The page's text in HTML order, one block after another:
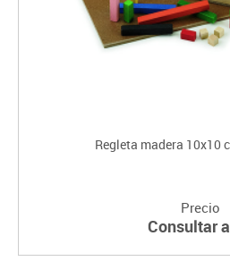
Regleta madera 10x10
Precio
Consultar